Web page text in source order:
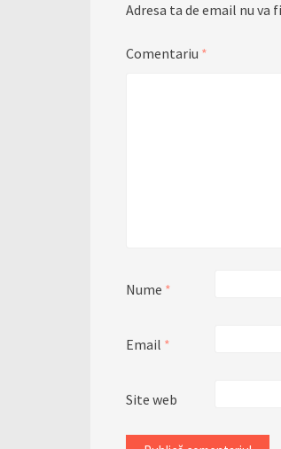
Adresa ta de email nu va
Comentariu *
Nume *
Email *
Site web